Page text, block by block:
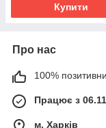
Купити
Про нас
100%
Працює з
м. Харків